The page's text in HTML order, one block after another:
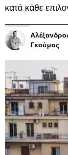
κατά κάθε
Γκούμας